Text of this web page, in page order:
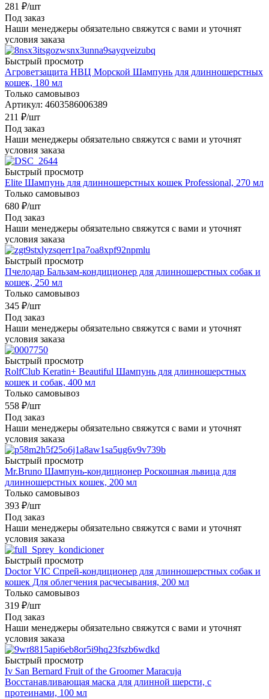
281 ₽/шт
Под заказ
Наши менеджеры обязательно свяжутся с вами и уточнят
условия заказа
Быстрый просмотр
Агроветзащита НВЦ Морской Шампунь для длинношерстных
кошек, 180 мл
Только самовывоз
Артикул: 4603586006389
211 ₽/шт
Под заказ
Наши менеджеры обязательно свяжутся с вами и уточнят
условия заказа
Быстрый просмотр
Elite Шампунь для длинношерстных кошек Professional, 270 мл
Только самовывоз
680 ₽/шт
Под заказ
Наши менеджеры обязательно свяжутся с вами и уточнят
условия заказа
Быстрый просмотр
Пчелодар Бальзам-кондиционер для длинношерстных собак и
кошек, 250 мл
Только самовывоз
345 ₽/шт
Под заказ
Наши менеджеры обязательно свяжутся с вами и уточнят
условия заказа
Быстрый просмотр
RolfClub Keratin+ Beautiful Шампунь для длинношерстных
кошек и собак, 400 мл
Только самовывоз
558 ₽/шт
Под заказ
Наши менеджеры обязательно свяжутся с вами и уточнят
условия заказа
Быстрый просмотр
Mr.Bruno Шампунь-кондиционер Роскошная львица для
длинношерстных кошек, 200 мл
Только самовывоз
393 ₽/шт
Под заказ
Наши менеджеры обязательно свяжутся с вами и уточнят
условия заказа
Быстрый просмотр
Doctor VIC Спрей-кондиционер для длинношерстных собак и
кошек Для облегчения расчесывания, 200 мл
Только самовывоз
319 ₽/шт
Под заказ
Наши менеджеры обязательно свяжутся с вами и уточнят
условия заказа
Быстрый просмотр
Iv San Bernard Fruit of the Groomer Maracuja
Восстанавливающая маска для длинной шерсти, с
протеинами, 100 мл